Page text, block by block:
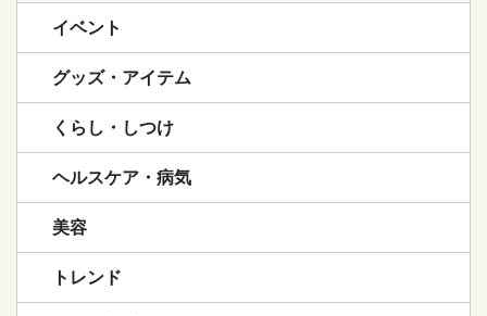
イベント
グッズ・アイテム
くらし・しつけ
ヘルスケア・病気
美容
トレンド